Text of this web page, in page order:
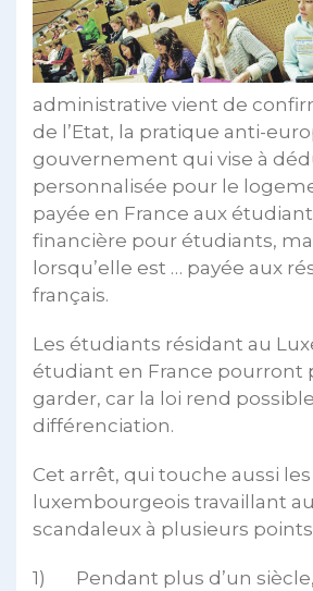
administrative vient de
de l’Etat, la pratique anti-
gouvernement qui vise à
personnalisée pour le
payée en France aux
financière pour étudiants,
lorsqu’elle est … payée aux
français.
Les étudiants résidant au
étudiant en France pourront
garder, car la loi rend
différenciation.
Cet arrêt, qui touche aussi
luxembourgeois travaillant
scandaleux à plusieurs
1) Pendant plus d’un